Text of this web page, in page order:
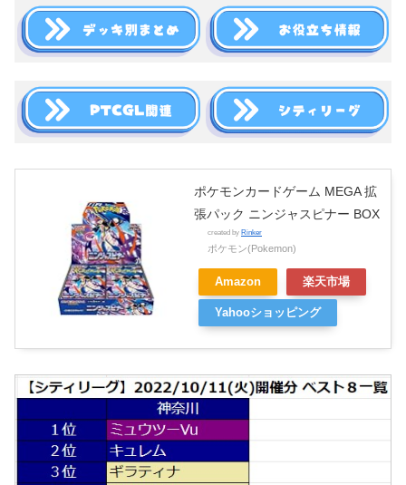
ポケモンカードゲーム MEGA 拡
張パック ニンジャスピナー BOX
created by Rinker
ポケモン(Pokemon)
Amazon 楽天市場
Yahooショッピング